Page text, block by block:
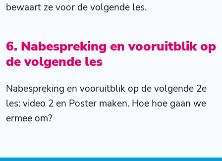
bewaart ze voor de volgende les.
6. Nabespreking en vooruitblik op
de volgende les
Nabespreking en vooruitblik op de volgende 2e
les: video 2 en Poster maken. Hoe hoe gaan we
ermee om?